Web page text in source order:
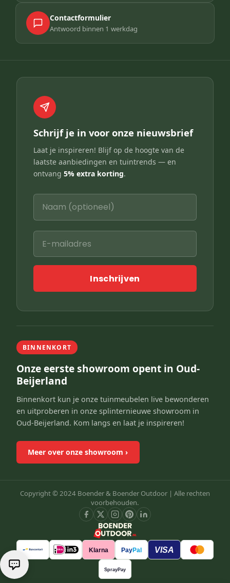
Contactformulier
Antwoord binnen 1 werkdag
Schrijf je in voor onze nieuwsbrief
Laat je inspireren! Blijf op de hoogte van de
laatste aanbiedingen en tuintrends — en
ontvang 5% extra korting.
Inschrijven
BINNENKORT
Onze eerste showroom opent in Oud-
Beijerland
Binnenkort kun je onze tuinmeubelen live bewonderen
en uitproberen in onze splinternieuwe showroom in
Oud-Beijerland. Kom langs en laat je inspireren!
Meer over onze showroom ›
Copyright © 2024 Boender & Boender Outdoor | Alle rechten
voorbehouden.
Klarna PayPal VISA
SprayPay